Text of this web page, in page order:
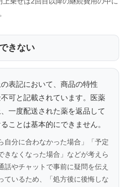
きない
表記において、商品の特性
不可と記載されています。医薬
一度配送された薬を返品して
ことは基本的にできません。
自分に合わなかった場合」「予定
きなくなった場合」などが考えら
話やチャットで事前に疑問を伝え
ているため、「処方後に後悔しな